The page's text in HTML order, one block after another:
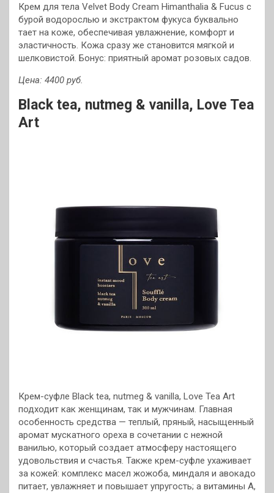
Крем для тела Velvet Body Cream Himanthalia & Fucus с
бурой водорослью и экстрактом фукуса буквально
тает на коже, обеспечивая увлажнение, комфорт и
эластичность. Кожа сразу же становится мягкой и
шелковистой. Бонус: приятный аромат розовых садов.
Цена: 4400 руб.
Black tea, nutmeg & vanilla, Love Tea
Art
Крем-суфле Black tea, nutmeg & vanilla, Love Tea Art
подходит как женщинам, так и мужчинам. Главная
особенность средства — теплый, пряный, насыщенный
аромат мускатного ореха в сочетании с нежной
ванилью, который создает атмосферу настоящего
удовольствия и счастья. Также крем-суфле ухаживает
за кожей: комплекс масел жожоба, миндаля и авокадо
питает, увлажняет и повышает упругость; а витамины A,